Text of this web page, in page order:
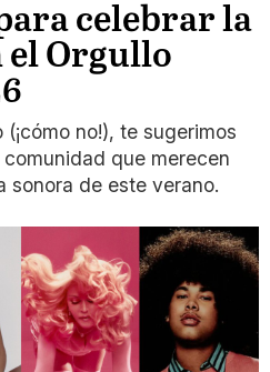
celebrar la
el Orgullo
no!), te sugerimos
que merecen
sonora de este verano.